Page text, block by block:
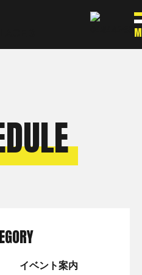
イベント案内